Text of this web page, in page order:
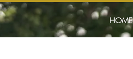
HOME